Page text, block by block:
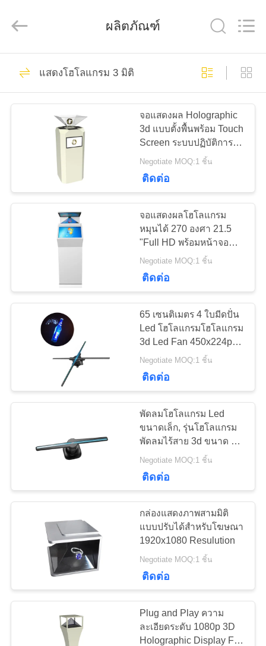
บ้าน
ควบคุม
คุณภาพ
ติดต่อ
ราคา
Display
Technology
Rights
All In One Digital
Signage
ป้ายดิจิตอลในร่ม
65
ป้ายดิจิตอลกลางแจ้ง
74
ป้ายดิจิตอลยืนฟรี
31
ป้ายดิจิตอลแบบติด
ผนัง
ผลิตภัณฑ์
แสดงโฮโลแกรม 3 มิติ
จอแสดงผล Holographic
3d แบบตั้งพื้นพร้อม Touch
Screen ระบบปฏิบัติการ
Windows ขนาด 55 นิ้ว
Negotiate MOQ:1 ชิ้น
ติดต่อ
จอแสดงผลโฮโลแกรม
หมุนได้ 270 องศา 21.5
"Full HD พร้อมหน้าจอ
สัมผัสแบบยืน
Negotiate MOQ:1 ชิ้น
ติดต่อ
65 เซนติเมตร 4 ใบมีดปั่น
Led โฮโลแกรมโฮโลแกรม
3d Led Fan 450x224px
Resulution
Negotiate MOQ:1 ชิ้น
ติดต่อ
พัดลมโฮโลแกรม Led
ขนาดเล็ก, รุ่นโฮโลแกรม
พัดลมไร้สาย 3d ขนาด 50
ซม. สำหรับในร่ม
Negotiate MOQ:1 ชิ้น
ติดต่อ
กล่องแสดงภาพสามมิติ
แบบปรับได้สำหรับโฆษณา
1920x1080 Resulution
Negotiate MOQ:1 ชิ้น
ติดต่อ
Plug and Play ความ
ละเอียดระดับ 1080p 3D
Holographic Display Full